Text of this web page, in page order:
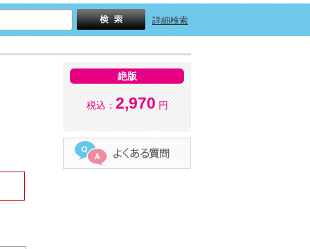
詳細検索
絶版
税込： 2,970 円